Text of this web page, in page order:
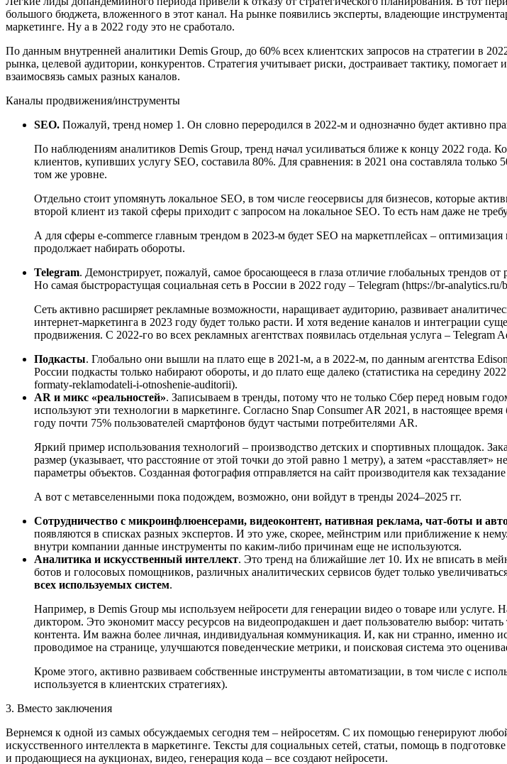
большого бюджета, вложенного в этот канал. На рынке появились эксперты, владеющие
маркетинге. Ну а в 2022 году это не сработало.
По данным внутренней аналитики Demis Group, до 60% всех клиентских запросов на стратегии в
рынка, целевой аудитории, конкурентов. Стратегия учитывает риски, достраивает тактику,
взаимосвязь самых разных каналов.
Каналы продвижения/инструменты
SEO. Пожалуй, тренд номер 1. Он словно переродился в 2022-м и однозначно будет активно
По наблюдениям аналитиков Demis Group, тренд начал усиливаться ближе к концу 2022 года.
клиентов, купивших услугу SEO, составила 80%. Для сравнения: в 2021 она составляла
том же уровне.
Отдельно стоит упомянуть локальное SEO, в том числе геосервисы для бизнесов, которые
второй клиент из такой сферы приходит с запросом на локальное SEO. То есть нам даже не
А для сферы e-commerce главным трендом в 2023-м будет SEO на маркетплейсах –
продолжает набирать обороты.
Telegram. Демонстрирует, пожалуй, самое бросающееся в глаза отличие глобальных трендов
Но самая быстрорастущая социальная сеть в России в 2022 году – Telegram (https://br-
Сеть активно расширяет рекламные возможности, наращивает аудиторию, развивает
интернет-маркетинга в 2023 году будет только расти. И хотя ведение каналов и интеграции
продвижения. С 2022-го во всех рекламных агентствах появилась отдельная услуга – Telegram
Подкасты. Глобально они вышли на плато еще в 2021-м, а в 2022-м, по данным агентства
России подкасты только набирают обороты, и до плато еще далеко (статистика на середину
formaty-reklamodateli-i-otnoshenie-auditorii).
AR и микс «реальностей». Записываем в тренды, потому что не только Сбер перед новым
используют эти технологии в маркетинге. Согласно Snap Consumer AR 2021, в настоящее
году почти 75% пользователей смартфонов будут частыми потребителями AR.
Яркий пример использования технологий – производство детских и спортивных площадок.
размер (указывает, что расстояние от этой точки до этой равно 1 метру), а затем
параметры объектов. Созданная фотография отправляется на сайт производителя как
А вот с метавселенными пока подождем, возможно, они войдут в тренды 2024–2025 гг.
Сотрудничество с микроинфлюенсерами, видеоконтент, нативная реклама, чат-боты и
появляются в списках разных экспертов. И это уже, скорее, мейнстрим или приближение к
внутри компании данные инструменты по каким-либо причинам еще не используются.
Аналитика и искусственный интеллект. Это тренд на ближайшие лет 10. Их не вписать в
ботов и голосовых помощников, различных аналитических сервисов будет только
всех используемых систем.
Например, в Demis Group мы используем нейросети для генерации видео о товаре или услуге.
диктором. Это экономит массу ресурсов на видеопродакшен и дает пользователю выбор:
контента. Им важна более личная, индивидуальная коммуникация. И, как ни странно, именно
проводимое на странице, улучшаются поведенческие метрики, и поисковая система это
Кроме этого, активно развиваем собственные инструменты автоматизации, в том числе с
используется в клиентских стратегиях).
3. Вместо заключения
Вернемся к одной из самых обсуждаемых сегодня тем – нейросетям. С их помощью генерируют
искусственного интеллекта в маркетинге. Тексты для социальных сетей, статьи, помощь в
и продающиеся на аукционах, видео, генерация кода – все создают нейросети.